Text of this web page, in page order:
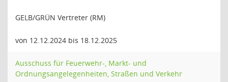
GELB/GRÜN Vertreter (RM)
von 12.12.2024 bis 18.12.2025
Ausschuss für Feuerwehr-, Markt- und
Ordnungsangelegenheiten, Straßen und Verkehr